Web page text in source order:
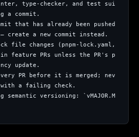
type-checker, and test sui
a commit.
that has already been pushed
create a new commit instead.
file changes (pnpm-lock.yaml,
feature PRs unless the PR's p
update.
PR before it is merged; nev
with a failing check.
semantic versioning: `vMAJOR.M